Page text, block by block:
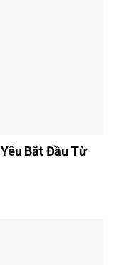
Bắt Đầu Từ